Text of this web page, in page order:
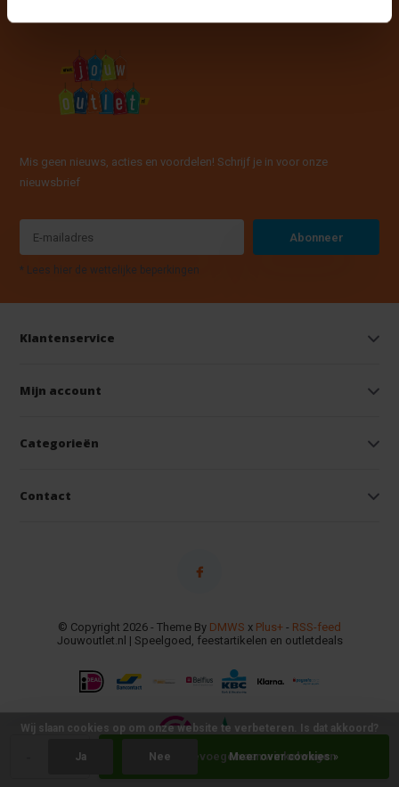
+ Toevoegen aan winkelwagen
Mis geen nieuws, acties en voordelen! Schrijf je in voor onze
nieuwsbrief
Abonneer
* Lees hier de wettelijke beperkingen
Klantenservice
Mijn account
Categorieën
Contact
© Copyright 2026 - Theme By DMWS x Plus+ - RSS-feed
Jouwoutlet.nl | Speelgoed, feestartikelen en outletdeals
Wij slaan cookies op om onze website te verbeteren. Is dat akkoord?
Ja Nee Meer over cookies »